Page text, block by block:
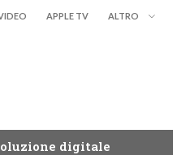
APPLE TV ALTRO
digitale